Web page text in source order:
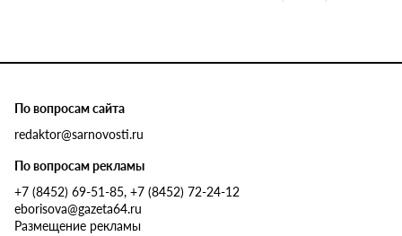
По вопросам сайта
redaktor@sarnovosti.ru
По вопросам рекламы
+7 (8452) 69-51-85, +7 (8452) 72-24-12
eborisova@gazeta64.ru
Размещение рекламы